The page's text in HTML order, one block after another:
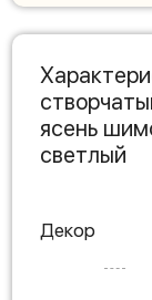
ясень
светлый
Декор